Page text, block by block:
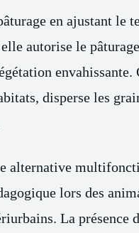
en ajustant le
autorise le
envahissante.
disperse les
alternative
lors des
La présence